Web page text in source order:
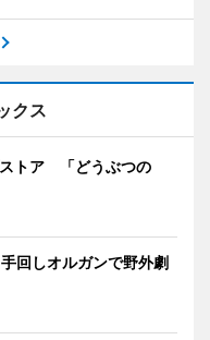
クス
トア 「どうぶつの
回しオルガンで野外劇